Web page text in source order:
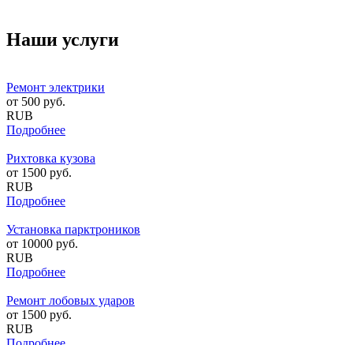
Наши услуги
Ремонт электрики
от 500 руб.
RUB
Подробнее
Рихтовка кузова
от 1500 руб.
RUB
Подробнее
Установка парктроников
от 10000 руб.
RUB
Подробнее
Ремонт лобовых ударов
от 1500 руб.
RUB